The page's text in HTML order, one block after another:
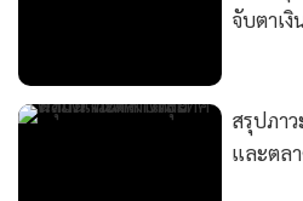
จับตาเ
สรุปภา
และตล